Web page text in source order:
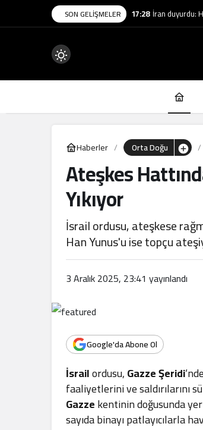
SON GELIŞMELER 17:28 İran duyurdu:
Mod
değiştir
Haberler Orta Doğu
Ateşkes
Yıkıyor
İsrail ordusu, ateşkese
Han Yunus'u ise topçu
3 Aralık 2025, 23:41 yayınlandı
Google'da Abone Ol
İsrailordusu,Gazze Şeridi
faaliyetlerini ve saldırılarını
Gazzekentinin doğusunda
sayıda binayı patlayıcılarla